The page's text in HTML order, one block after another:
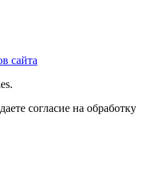
сайта
согласие на обработку